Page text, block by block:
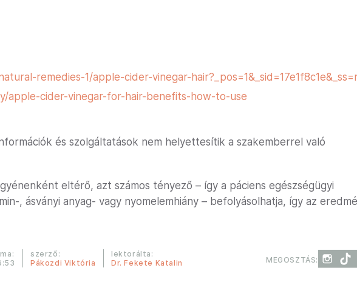
remedies-1/apple-cider-vinegar-
apple-cider-vinegar-for-hair-benefits-how-to-use
és szolgáltatások nem helyettesítik a szakemberrel való
eltérő, azt számos tényező – így a páciens egészségügyi
, ásványi anyag- vagy nyomelemhiány – befolyásolhatja, így az
szerző:
Pákozdi Viktória
lektorálta:
Dr. Fekete Katalin
MEGOSZTÁS: